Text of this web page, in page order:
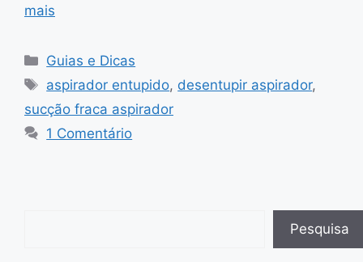
mais
Categorias
Guias e Dicas
Tags
aspirador entupido, desentupir aspirador,
sucção fraca aspirador
1 Comentário
Pesquisa